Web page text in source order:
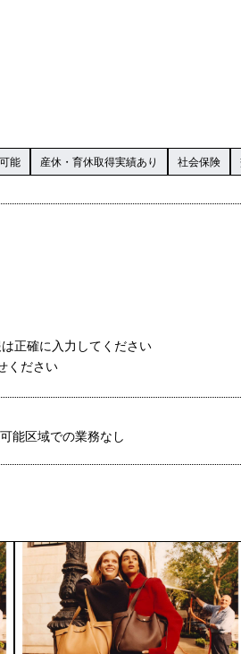
能 産休・育休取得実績あり 社会保険
正確に入力してください
ください
能区域での業務なし